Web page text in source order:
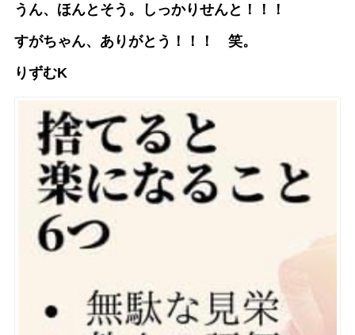
うん、ほんとそう。しっかりせんと！！！
すがちゃん、ありがとう！！！ 笑。
りずむK